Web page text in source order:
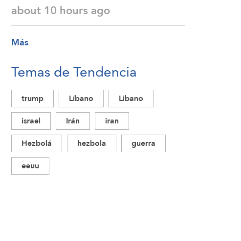
about 10 hours ago
Más
Temas de Tendencia
trump Líbano
Libano
israel
Irán
iran
Hezbolá
hezbola
guerra
eeuu